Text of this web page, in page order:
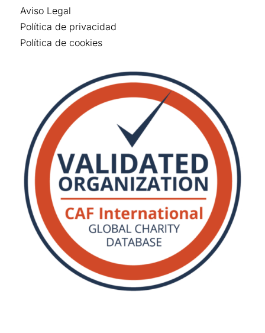
Aviso Legal
Política de privacidad
Política de cookies